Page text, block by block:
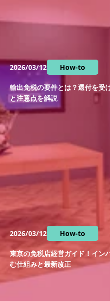
2026/03/12 How-to
輸出免税の要件とは？還付を受
と注意点を解説
2026/03/12 How-to
東京の免税店経営ガイド！イン
む仕組みと最新改正